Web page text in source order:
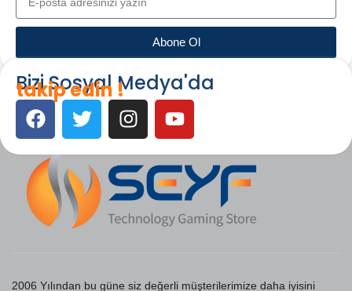
Abone Ol
Bizi Sosyal Medya'da
takip edin !
2006 Yılından bu güne siz değerli müşterilerimize daha iyisini